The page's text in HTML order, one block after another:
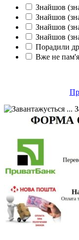
Знайшов
Знайшов
Знайшов
Знайшов
Порадили
Вже не